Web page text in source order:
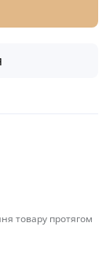
товару протягом